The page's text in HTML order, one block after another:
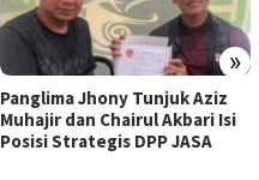
»
Panglima Jhony Tunjuk Aziz
Muhajir dan Chairul Akbari Isi
Posisi Strategis DPP JASA